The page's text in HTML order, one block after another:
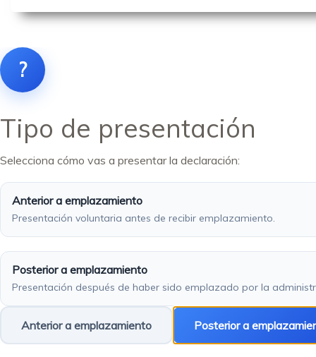
?
Tipo de presentación
Selecciona cómo vas a presentar la declaración:
Anterior a emplazamiento
Presentación voluntaria antes de recibir emplazamiento.
Posterior a emplazamiento
Presentación después de haber sido emplazado por la
Anterior a emplazamiento Posterior a